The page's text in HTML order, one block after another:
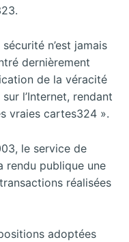
n’est jamais
dernièrement
de la véracité
l’Internet, rendant
vraies cartes324 ».
le service de
rendu publique une
réalisées
adoptées